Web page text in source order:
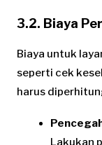
3.2. Biaya
Biaya untuk
seperti cek
harus
Lakukan